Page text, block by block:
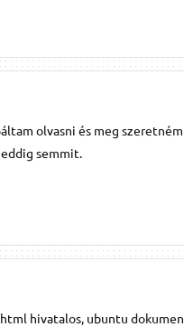
olvasni és meg
semmit.
hivatalos, ubuntu